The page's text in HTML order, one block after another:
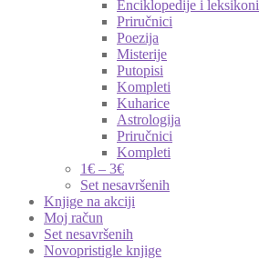
Enciklopedije i leksikoni
Priručnici
Poezija
Misterije
Putopisi
Kompleti
Kuharice
Astrologija
Priručnici
Kompleti
1€ – 3€
Set nesavršenih
Knjige na akciji
Moj račun
Set nesavršenih
Novopristigle knjige